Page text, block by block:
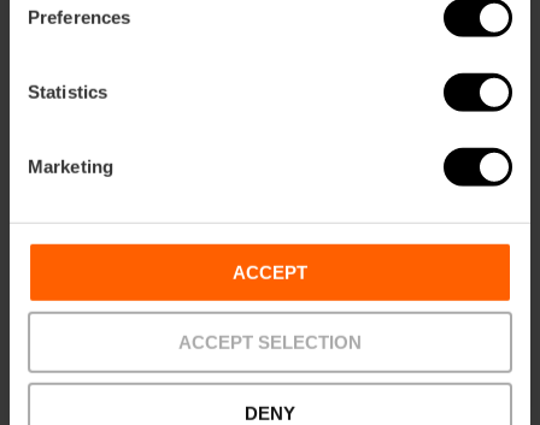
Preferences
Statistics
Marketing
ACCEPT
ACCEPT SELECTION
DENY